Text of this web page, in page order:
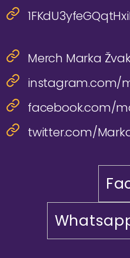
Merch Marka
instagram.com/
facebook.com/
twitter.com/